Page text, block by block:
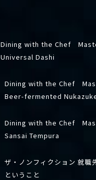
Dining with the Chef
Universal Dashi
Dining with the Chef
Beer-fermented
Dining with the Chef
Sansai Tempura
ザ・ノンフィクション 就職
ということ